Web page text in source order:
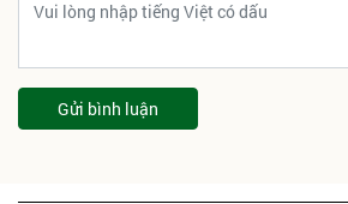
Gửi bình luận